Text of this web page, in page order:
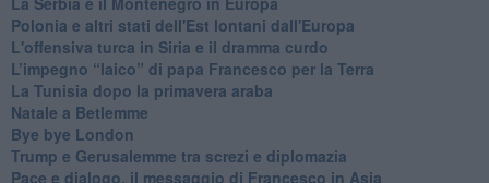
Polonia e altri stati dell'Est lontani dall'Europa
L'offensiva turca in Siria e il dramma curdo
L’impegno “laico” di papa Francesco per la Terra
La Tunisia dopo la primavera araba
Natale a Betlemme
Bye bye London
Trump e Gerusalemme tra screzi e diplomazia
Pace e dialogo, il messaggio di Francesco in Asia